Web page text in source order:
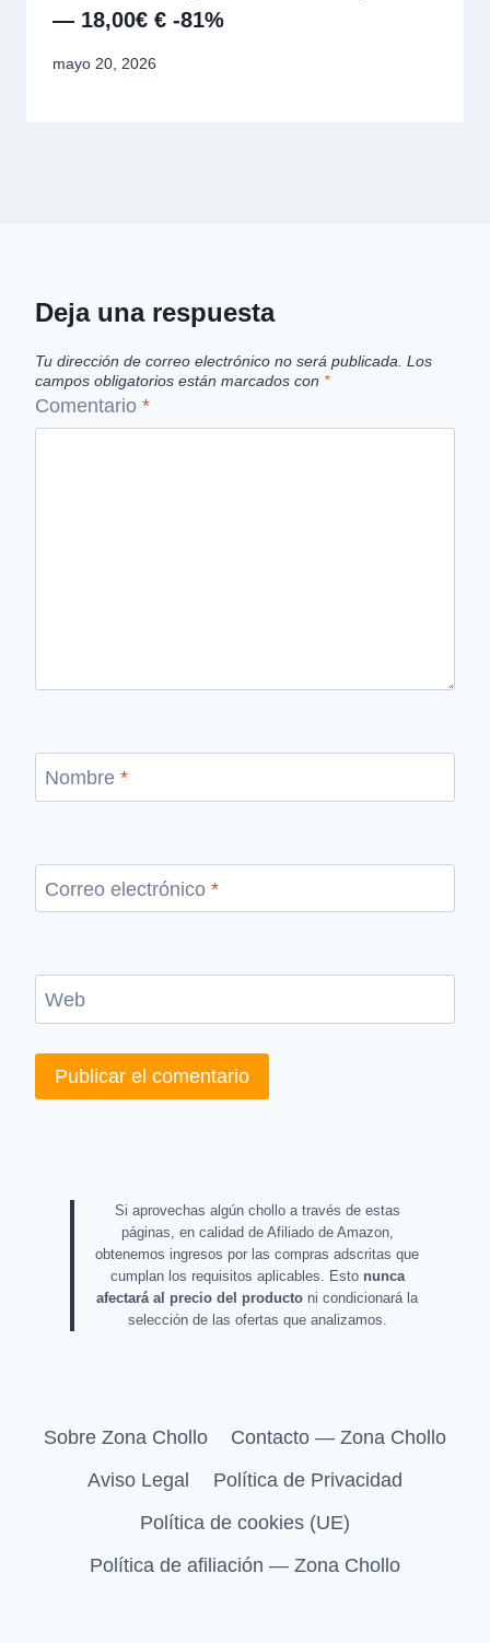
— 18,00€ € -81%
mayo 20, 2026
Deja una respuesta
Tu dirección de correo electrónico no será publicada. Los
campos obligatorios están marcados con *
Comentario *
Nombre *
Correo electrónico *
Web
Si aprovechas algún chollo a través de estas
páginas, en calidad de Afiliado de Amazon,
obtenemos ingresos por las compras adscritas que
cumplan los requisitos aplicables. Esto nunca
afectará al precio del producto ni condicionará la
selección de las ofertas que analizamos.
Sobre Zona Chollo
Contacto — Zona Chollo
Aviso Legal
Política de Privacidad
Política de cookies (UE)
Política de afiliación — Zona Chollo